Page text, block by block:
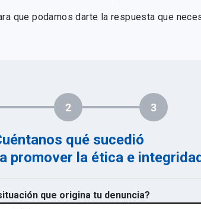
que podamos darte la respuesta que
2 3
qué sucedió
promover la ética e integridad
que origina tu denuncia?